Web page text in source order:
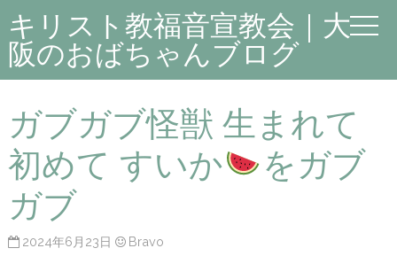
キリスト教福音宣教会｜大
阪のおばちゃんブログ
ガブガブ怪獣 生まれて
初めて すいか
をガブ
ガブ
2024年6月23日 Bravo